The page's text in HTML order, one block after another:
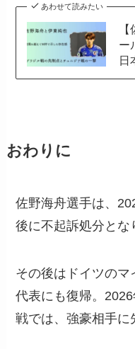
あわせて読みたい
ー
日
おわりに
佐野海舟選手は、
後に不起訴処分とな
その後はドイツの
代表にも復帰。
戦では、強豪相手に